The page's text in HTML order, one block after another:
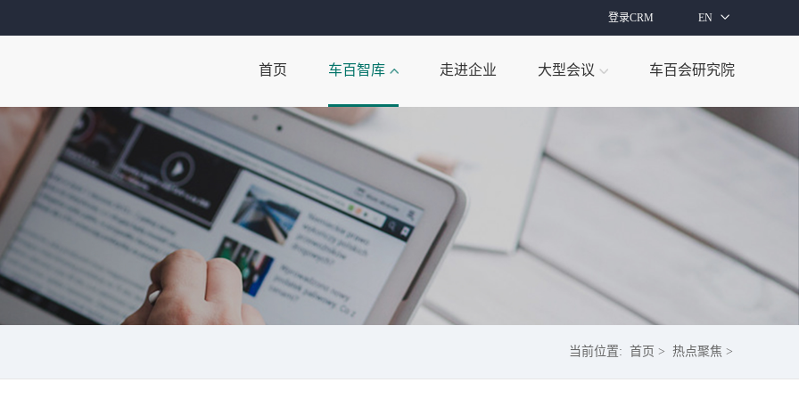
登录CRM EN
首页 车百智库 走进企业 大型会议 车百会研究院
当前位置: 首页 > 热点聚焦 >